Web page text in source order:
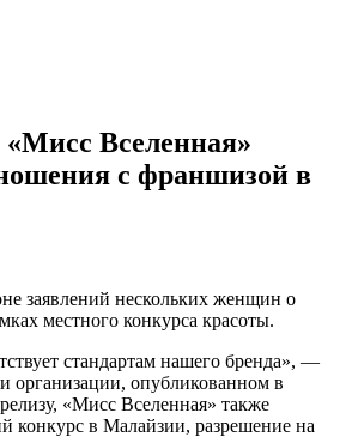
Вселенная»
с франшизой в
заявлений нескольких женщин о
местного конкурса красоты.
стандартам нашего бренда», —
организации, опубликованном в
«Мисс Вселенная» также
конкурс в Малайзии, разрешение на